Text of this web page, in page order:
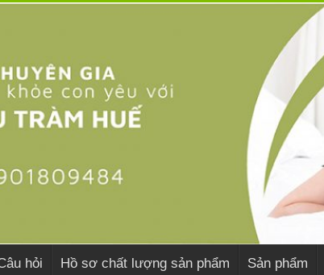
hỏi Hồ sơ chất lượng sản phẩm Sản phẩm